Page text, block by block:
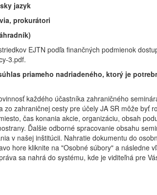
jazyk
prokurátori
EJTN podľa finančných podmienok
3.pdf.
priameho nadriadeného, ktorý je
každého účastníka zahraničného
zo zahraničnej cesty pre účely JA SR môže byť
čas konania akcie, organizáciu, obsah
Ďalšie odborné spracovanie obsahu
v našej inštitúcii. Nahratie dokumentu do
hore kliknite na "Osobné súbory" a následne
sa nahrá do systému, kde je viditeľná pre